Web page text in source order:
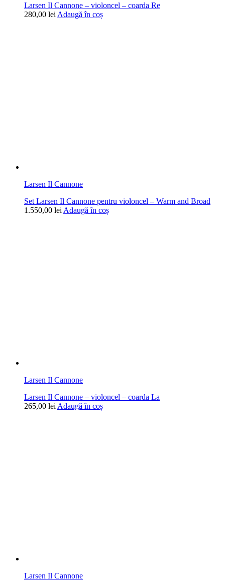
Larsen Il Cannone – violoncel – coarda Re
280,00 lei Adaugă în coș
Larsen Il Cannone
Set Larsen Il Cannone pentru violoncel – Warm and Broad
1.550,00 lei Adaugă în coș
Larsen Il Cannone
Larsen Il Cannone – violoncel – coarda La
265,00 lei Adaugă în coș
Larsen Il Cannone